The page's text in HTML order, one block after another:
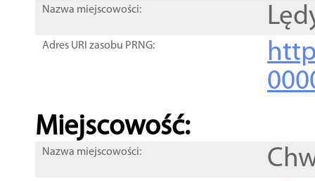
Nazwa miejscowości:
Adres URI zasobu PRNG:
Miejscowość:
Nazwa miejscowości: